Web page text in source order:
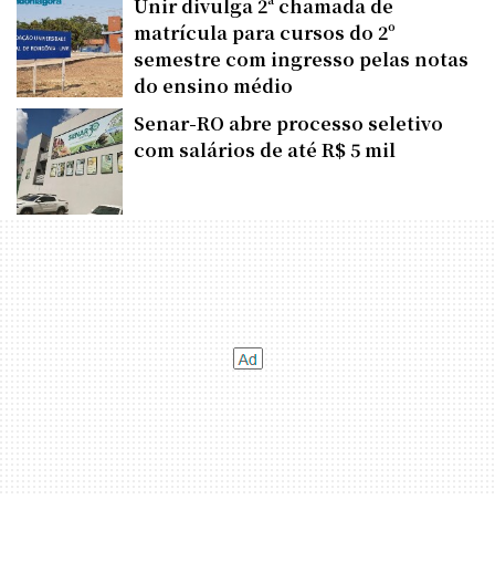
Unir divulga 2ª chamada de
matrícula para cursos do 2º
semestre com ingresso pelas notas
do ensino médio
Senar-RO abre processo seletivo
com salários de até R$ 5 mil